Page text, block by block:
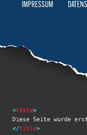
IMPRESSUM